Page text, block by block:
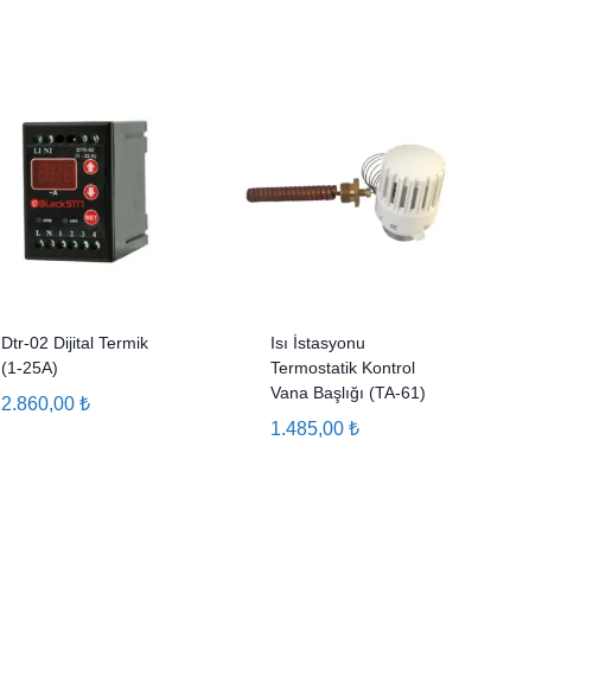
Dtr-02 Dijital Termik
(1-25A)
2.860,00₺
Isı İstasyonu
Termostatik Kontrol
Vana Başlığı (TA-61)
1.485,00 ₺